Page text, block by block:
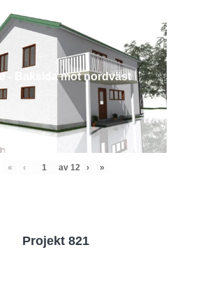
- Baksida mot nordväst
« ‹ av 12 › »
Projekt 821